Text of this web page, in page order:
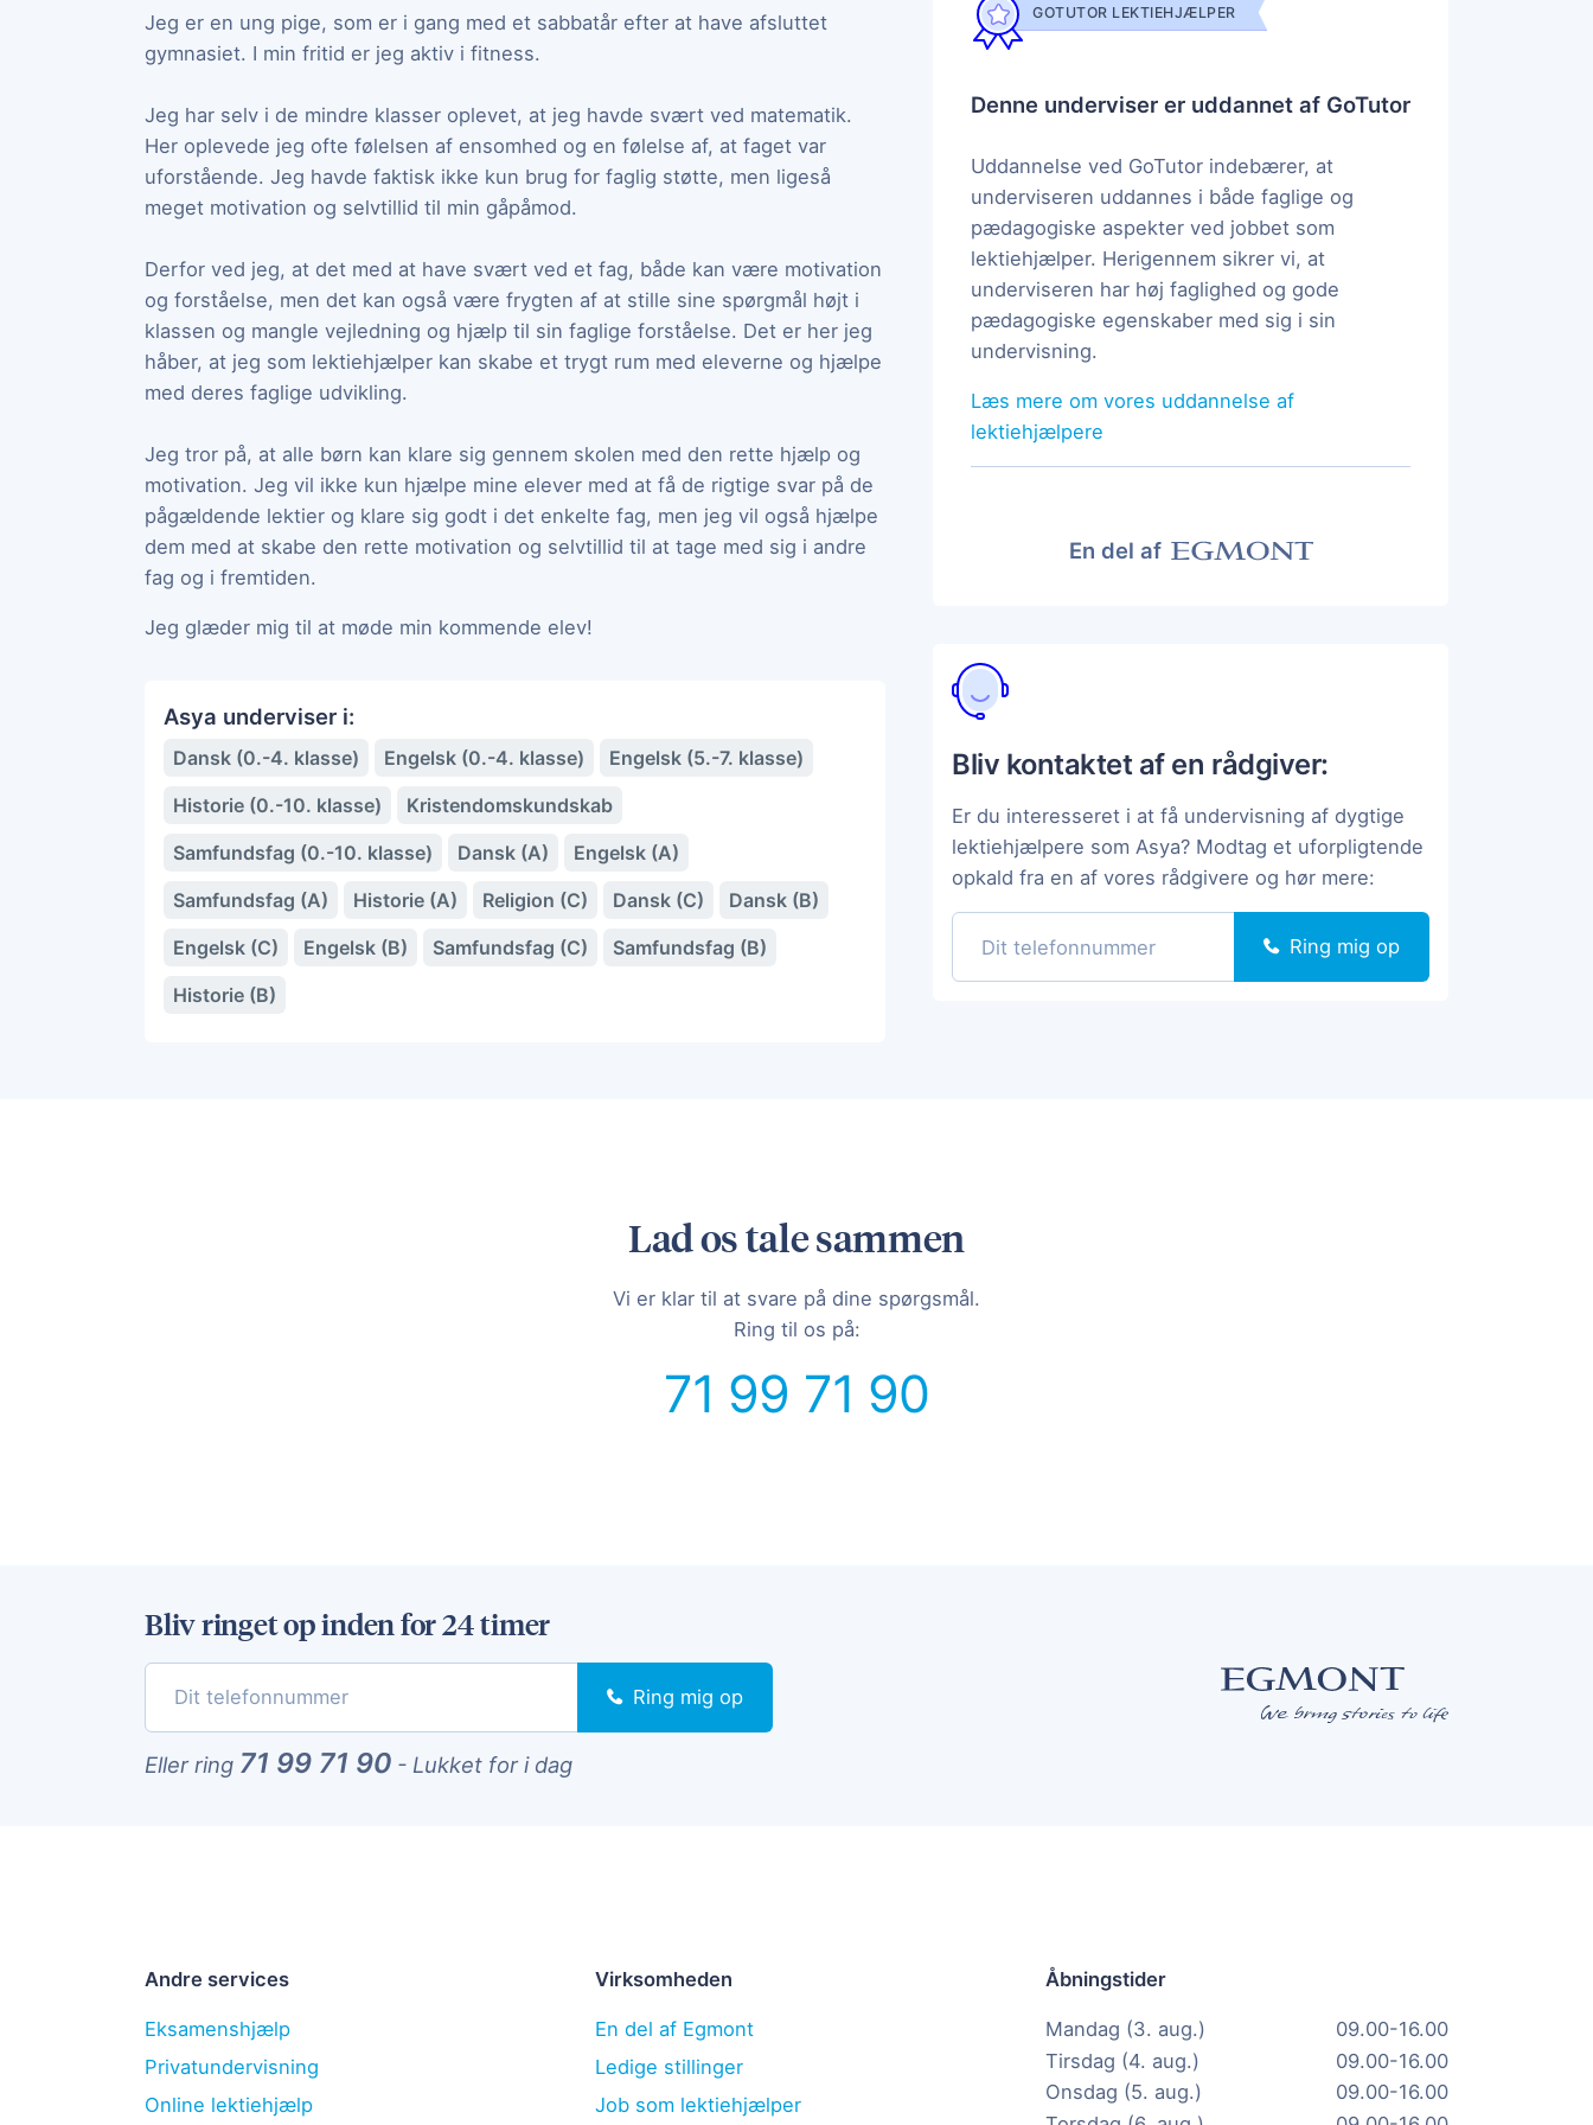
Jeg er en ung pige, som er i gang med et sabbatår efter at have afsluttet
gymnasiet. I min fritid er jeg aktiv i fitness.
Jeg har selv i de mindre klasser oplevet, at jeg havde svært ved matematik.
Her oplevede jeg ofte følelsen af ensomhed og en følelse af, at faget var
uforstående. Jeg havde faktisk ikke kun brug for faglig støtte, men ligeså
meget motivation og selvtillid til min gåpåmod.
Derfor ved jeg, at det med at have svært ved et fag, både kan være motivation
og forståelse, men det kan også være frygten af at stille sine spørgmål højt i
klassen og mangle vejledning og hjælp til sin faglige forståelse. Det er her jeg
håber, at jeg som lektiehjælper kan skabe et trygt rum med eleverne og hjælpe
med deres faglige udvikling.
Jeg tror på, at alle børn kan klare sig gennem skolen med den rette hjælp og
motivation. Jeg vil ikke kun hjælpe mine elever med at få de rigtige svar på de
pågældende lektier og klare sig godt i det enkelte fag, men jeg vil også hjælpe
dem med at skabe den rette motivation og selvtillid til at tage med sig i andre
fag og i fremtiden.
Jeg glæder mig til at møde min kommende elev!
Asya underviser i:
Dansk (0.-4. klasse) Engelsk (0.-4. klasse)
Engelsk (5.-7. klasse)
Historie (0.-10. klasse)
Kristendomskundskab
Samfundsfag (0.-10. klasse)
Dansk (A)
Engelsk (A)
Samfundsfag (A)
Historie (A) Religion (C) Dansk (C)
Dansk (B)
Engelsk (C)
Engelsk (B) Samfundsfag (C)
Samfundsfag (B)
Historie (B)
GOTUTOR LEKTIEHJÆLPER
Denne underviser er uddannet af GoTutor
Uddannelse ved GoTutor indebærer, at
underviseren uddannes i både faglige og
pædagogiske aspekter ved jobbet som
lektiehjælper. Herigennem sikrer vi, at
underviseren har høj faglighed og gode
pædagogiske egenskaber med sig i sin
undervisning.
Læs mere om vores uddannelse af
lektiehjælpere
En del af
Bliv kontaktet af en rådgiver:
Er du interesseret i at få undervisning af dygtige
lektiehjælpere som Asya? Modtag et uforpligtende
opkald fra en af vores rådgivere og hør mere:
Ring mig op
Lad os tale sammen
Vi er klar til at svare på dine spørgsmål.
Ring til os på:
71 99 71 90
Bliv ringet op inden for 24 timer
Ring mig op
Eller ring 71 99 71 90 - Lukket for i dag
Andre services
Eksamenshjælp
Privatundervisning
Online lektiehjælp
Virksomheden
En del af Egmont
Ledige stillinger
Job som lektiehjælper
Åbningstider
Mandag (3. aug.)
09.00-16.00
Tirsdag (4. aug.)
09.00-16.00
Onsdag (5. aug.)
09.00-16.00